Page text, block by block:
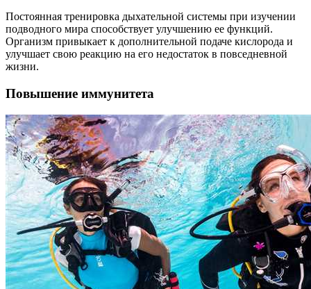
Постоянная тренировка дыхательной системы при изучении
подводного мира способствует улучшению ее функций.
Организм привыкает к дополнительной подаче кислорода и
улучшает свою реакцию на его недостаток в повседневной
жизни.
Повышение иммунитета